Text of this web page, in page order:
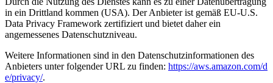
in ein Drittland kommen (USA). Der Anbieter ist gemäß EU-U.S.
Data Privacy Framework zertifiziert und bietet daher ein
angemessenes Datenschutzniveau.
Weitere Informationen sind in den Datenschutzinformationen des
Anbieters unter folgender URL zu finden: https://aws.amazon.com/d
e/privacy/.